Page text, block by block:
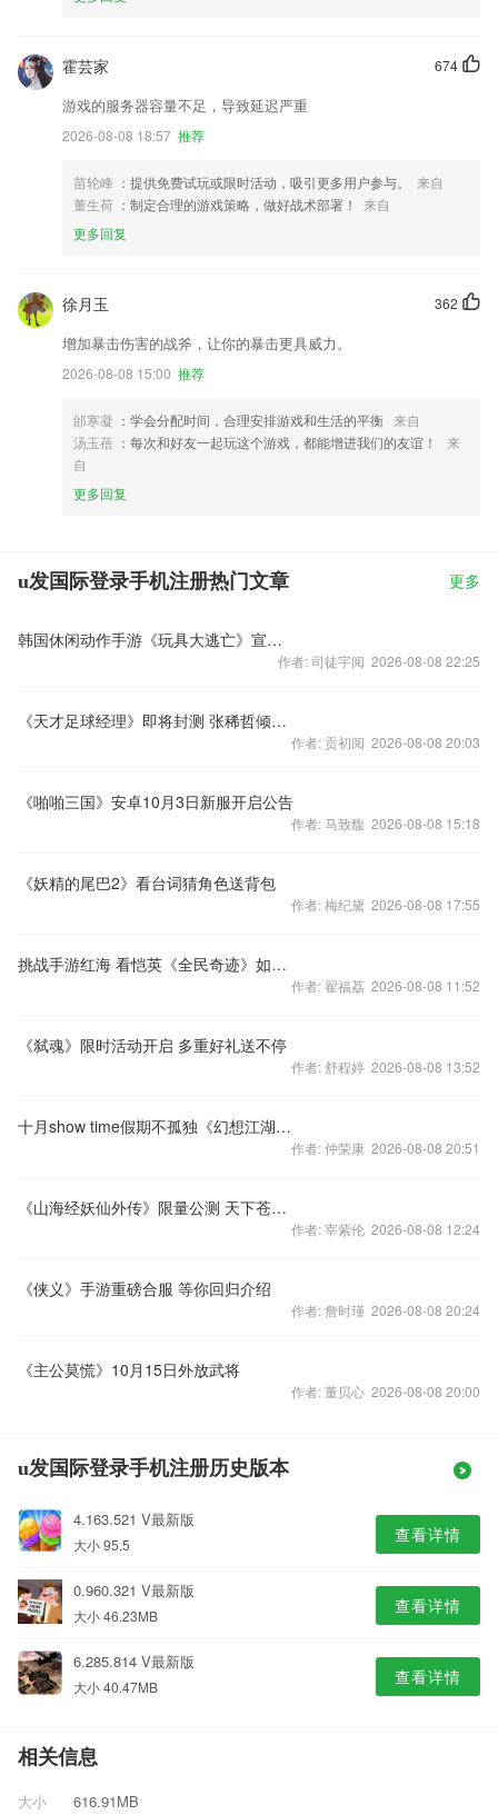
674
霍芸家
游戏的服务器容量不足，导致延迟严重
2026-08-08 18:57 推荐
苗轮峰 ：提供免费试玩或限时活动，吸引更多用户参与。
来自
董生荷 ：制定合理的游戏策略，做好战术部署！
来自
更多回复
362
徐月玉
增加暴击伤害的战斧，让你的暴击更具威力。
2026-08-08 15:00 推荐
邰寒凝 ：学会分配时间，合理安排游戏和生活的平衡 来自
汤玉蓓 ：每次和好友一起玩这个游戏，都能增进我们的友谊！
来
自
更多回复
u发国际登录手机注册热门文章 更多
韩国休闲动作手游《玩具大逃亡》宣传片
作者: 司徒宇阅 2026-08-08 22:25
《天才足球经理》即将封测 张稀哲倾情代言
作者: 贡初阅 2026-08-08 20:03
《啪啪三国》安卓10月3日新服开启公告
作者: 马致馥 2026-08-08 15:18
《妖精的尾巴2》看台词猜角色送背包
作者: 梅纪黛 2026-08-08 17:55
挑战手游红海 看恺英《全民奇迹》如何突破重围？
作者: 翟福荔 2026-08-08 11:52
《弑魂》限时活动开启 多重好礼送不停
作者: 舒程婷 2026-08-08 13:52
十月show time假期不孤独《幻想江湖》陪你过
作者: 仲荣康 2026-08-08 20:51
《山海经妖仙外传》限量公测 天下苍生由你拯救
作者: 宰紫伦 2026-08-08 12:24
《侠义》手游重磅合服 等你回归介绍
作者: 詹时瑾 2026-08-08 20:24
《主公莫慌》10月15日外放武将
作者: 董贝心 2026-08-08 20:00
u发国际登录手机注册历史版本
4.163.521 V最新版
大小 95.5 查看详情
0.960.321 V最新版
大小 46.23MB 查看详情
6.285.814 V最新版
大小 40.47MB 查看详情
相关信息
大小
616.91MB